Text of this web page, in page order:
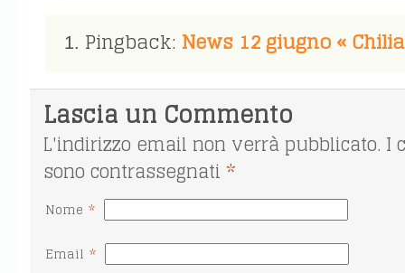
Pingback: News 12 giugno «
Lascia un Commento
L'indirizzo email non verrà pubblicato. I
sono contrassegnati *
Nome *
Email *